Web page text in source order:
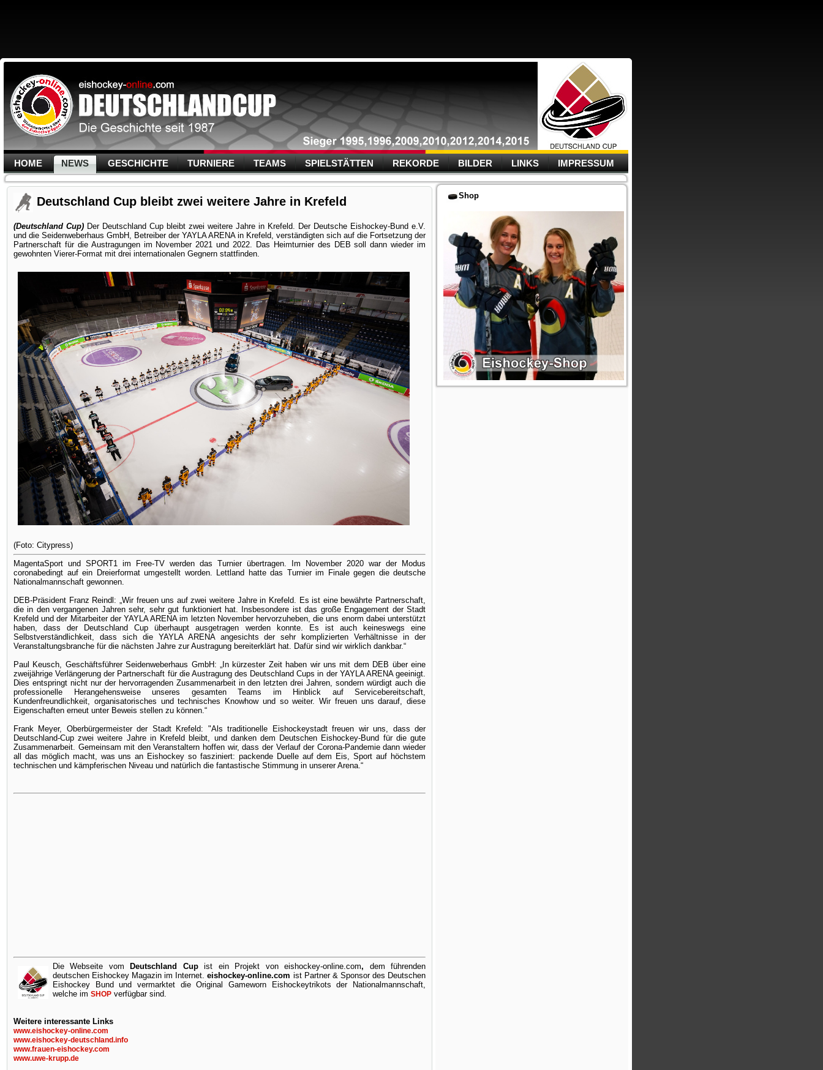
HOME NEWS GESCHICHTE TURNIERE TEAMS SPIELSTÄTTEN REKORDE BILDER LINKS IMPRESSUM
Deutschland Cup bleibt zwei weitere Jahre in Krefeld
(Deutschland Cup) Der Deutschland Cup bleibt zwei weitere Jahre in Krefeld. Der Deutsche Eishockey-Bund e.V.
und die Seidenweberhaus GmbH, Betreiber der YAYLA ARENA in Krefeld, verständigten sich auf die Fortsetzung der
Partnerschaft für die Austragungen im November 2021 und 2022. Das Heimturnier des DEB soll dann wieder im
gewohnten Vierer-Format mit drei internationalen Gegnern stattfinden.
(Foto: Citypress)
MagentaSport und SPORT1 im Free-TV werden das Turnier übertragen. Im November 2020 war der Modus
coronabedingt auf ein Dreierformat umgestellt worden. Lettland hatte das Turnier im Finale gegen die deutsche
Nationalmannschaft gewonnen.
DEB-Präsident Franz Reindl: „Wir freuen uns auf zwei weitere Jahre in Krefeld. Es ist eine bewährte Partnerschaft,
die in den vergangenen Jahren sehr, sehr gut funktioniert hat. Insbesondere ist das große Engagement der Stadt
Krefeld und der Mitarbeiter der YAYLA ARENA im letzten November hervorzuheben, die uns enorm dabei unterstützt
haben, dass der Deutschland Cup überhaupt ausgetragen werden konnte. Es ist auch keineswegs eine
Selbstverständlichkeit, dass sich die YAYLA ARENA angesichts der sehr komplizierten Verhältnisse in der
Veranstaltungsbranche für die nächsten Jahre zur Austragung bereiterklärt hat. Dafür sind wir wirklich dankbar.“
Paul Keusch, Geschäftsführer Seidenweberhaus GmbH: „In kürzester Zeit haben wir uns mit dem DEB über eine
zweijährige Verlängerung der Partnerschaft für die Austragung des Deutschland Cups in der YAYLA ARENA geeinigt.
Dies entspringt nicht nur der hervorragenden Zusammenarbeit in den letzten drei Jahren, sondern würdigt auch die
professionelle Herangehensweise unseres gesamten Teams im Hinblick auf Servicebereitschaft,
Kundenfreundlichkeit, organisatorisches und technisches Knowhow und so weiter. Wir freuen uns darauf, diese
Eigenschaften erneut unter Beweis stellen zu können.“
Frank Meyer, Oberbürgermeister der Stadt Krefeld: "Als traditionelle Eishockeystadt freuen wir uns, dass der
Deutschland-Cup zwei weitere Jahre in Krefeld bleibt, und danken dem Deutschen Eishockey-Bund für die gute
Zusammenarbeit. Gemeinsam mit den Veranstaltern hoffen wir, dass der Verlauf der Corona-Pandemie dann wieder
all das möglich macht, was uns an Eishockey so fasziniert: packende Duelle auf dem Eis, Sport auf höchstem
technischen und kämpferischen Niveau und natürlich die fantastische Stimmung in unserer Arena.“
Die Webseite vom Deutschland Cupist ein Projekt von eishockey-online.com, dem führenden
deutschen Eishockey Magazin im Internet. eishockey-online.com ist Partner & Sponsor des Deutschen
Eishockey Bund und vermarktet die Original Gameworn Eishockeytrikots der Nationalmannschaft,
welche im SHOP verfügbar sind.
Weitere interessante Links
www.eishockey-online.com
www.eishockey-deutschland.info
www.frauen-eishockey.com
www.uwe-krupp.de
Shop